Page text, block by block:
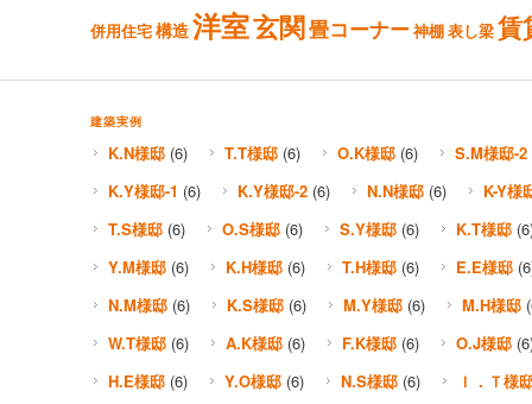
併用住宅構造洋室玄関畳コーナー神棚表し梁賃
建築実例
K.N様邸 (6) T.T様邸 (6) O.K様邸 (6) S.M様邸-2
K.Y様邸-1 (6) K.Y様邸-2 (6) N.N様邸 (6)
K-Y様
T.S様邸 (6) O.S様邸 (6) S.Y様邸 (6) K.T様邸
Y.M様邸 (6) K.H様邸 (6) T.H様邸 (6) E.E様邸
N.M様邸 (6) K.S様邸 (6) M.Y様邸 (6) M.H様邸
W.T様邸 (6) A.K様邸 (6) F.K様邸 (6) O.J様邸
H.E様邸 (6) Y.O様邸 (6) N.S様邸 (6)
Ｉ．Ｔ様